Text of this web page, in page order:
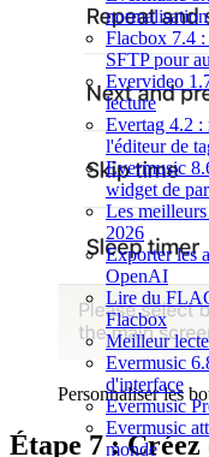
Flacbox 7.4 :
SFTP pour
Evervideo
lecture
Evertag 4.2 :
l'éditeur de
Evermusic
widget de
Les
2026
Exporter les
OpenAI
Lire du
Flacbox
Meilleur
Evermusic
d'interface
Evermusic
Evermusic
monde
Personnaliser les
Étape 7 : Créez